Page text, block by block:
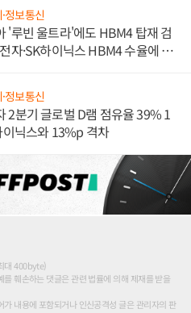
정보통신
'루빈 울트라'에도 HBM4 탑재 검
자·SK하이닉스 HBM4 수율에 주
정보통신
2분기 글로벌 D램 점유율 39% 1
이닉스와 13%p 격차
대 400byte)
훼손하는 댓글은 관련 법률에 의해 제재를 받을
내용에 포함되거나 인신공격성 글은 관리자의 판